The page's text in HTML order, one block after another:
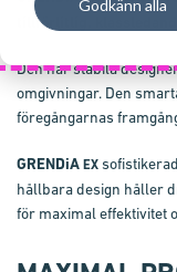
Godkänn alla
tillförlitlig,
Den här stabila
omgivningar. Den
föregångarnas
GRENDiA EX
hållbara design håller
för maximal effektivitet